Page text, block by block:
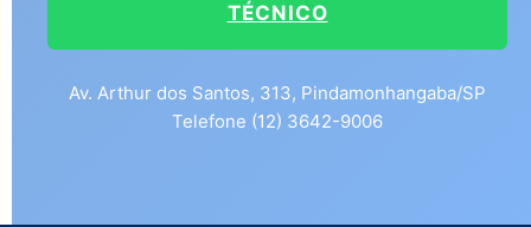
TÉCNICO
Av. Arthur dos Santos, 313, Pindamonhangaba/SP
Telefone (12) 3642-9006